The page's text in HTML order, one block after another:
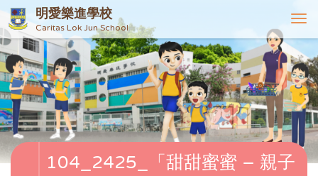
明愛樂進學校
Caritas Lok Jun School
T
o
g
g
l
e
n
v
104_2425_「甜甜蜜蜜 – 親子